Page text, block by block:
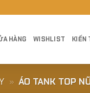
HÀNG WISHLIST KIẾN
» ÁO TANK TOP